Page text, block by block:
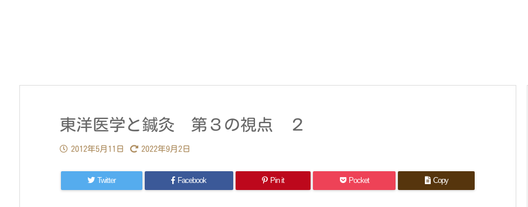
東洋医学と鍼灸 第３の視点 ２
2012年5月11日 2022年9月2日
Twitter Facebook Pin it Pocket Copy